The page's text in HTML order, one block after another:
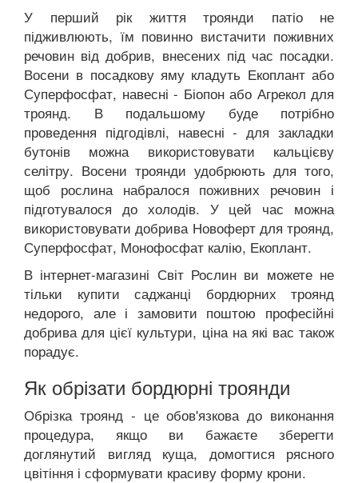
У перший рік життя троянди патіо не
підживлюють, їм повинно вистачити поживних
речовин від добрив, внесених під час посадки.
Восени в посадкову яму кладуть Екоплант або
Суперфосфат, навесні - Біопон або Агрекол для
троянд. В подальшому буде потрібно
проведення підгодівлі, навесні - для закладки
бутонів можна використовувати кальцієву
селітру. Восени троянди удобрюють для того,
щоб рослина набралося поживних речовин і
підготувалося до холодів. У цей час можна
використовувати добрива Новоферт для троянд,
Суперфосфат, Монофосфат калію, Екоплант.
В інтернет-магазині Світ Рослин ви можете не
тільки купити саджанці бордюрних троянд
недорого, але і замовити поштою професійні
добрива для цієї культури, ціна на які вас також
порадує.
Як обрізати бордюрні троянди
Обрізка троянд - це обов'язкова до виконання
процедура, якщо ви бажаєте зберегти
доглянутий вигляд куща, домогтися рясного
цвітіння і сформувати красиву форму крони.